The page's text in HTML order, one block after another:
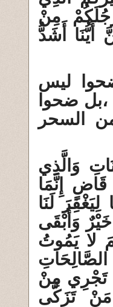
مِنْ
أَيُّنَا أَشَدُّ
ليس
،بل ضحوا
من السحر
وَالَّذِي
إِنَّمَا
آمَنَّا بِرَبِّنَا لِيَغْفِرَ لَنَا
وَأَبْقَى
لا يَمُوتُ
عَمِلَ الصَّالِحَاتِ
جَنَّاتُ عَدْنٍ تَجْرِي مِنْ
مَنْ تَزَكَّى